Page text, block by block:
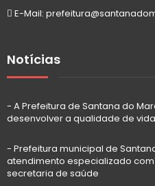
E-Mail:
Notícias
- A Prefeitura de Santana do
desenvolver a qualidade de
- Prefeitura municipal de
atendimento especializado
secretaria de saúde